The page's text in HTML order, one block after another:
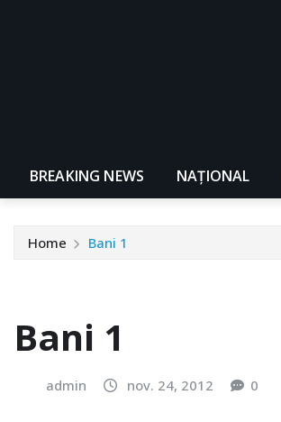
BREAKING NEWS NAŢIONAL
Home Bani 1
Bani 1
admin nov. 24, 2012 0